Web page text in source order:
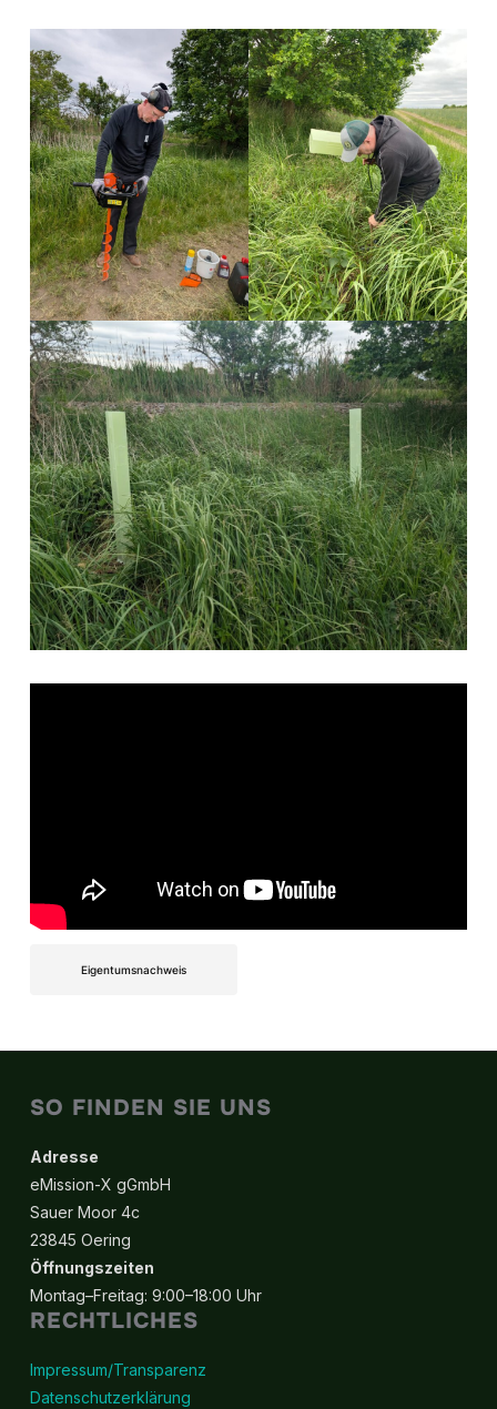
Eigentumsnachweis
SO FINDEN SIE UNS
Adresse
eMission-X gGmbH
Sauer Moor 4c
23845 Oering
Öffnungszeiten
Montag–Freitag: 9:00–18:00 Uhr
RECHTLICHES
Impressum/Transparenz
Datenschutzerklärung